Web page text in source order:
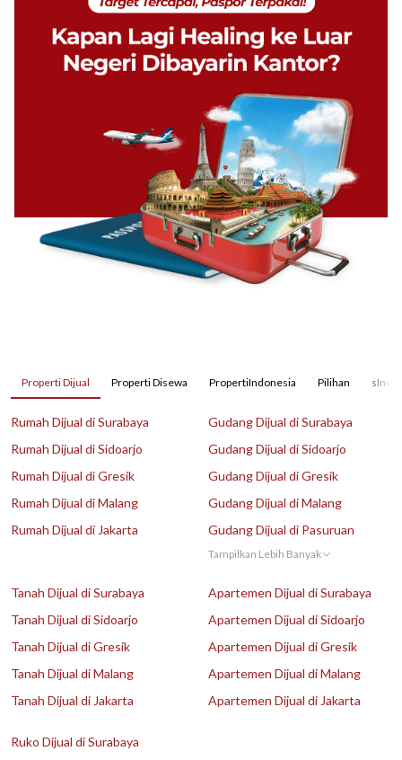
Properti Dijual Properti Disewa PropertiIndonesia Pilihan
Rumah Dijual di Surabaya
Rumah Dijual di Sidoarjo
Rumah Dijual di Gresik
Rumah Dijual di Malang
Rumah Dijual di Jakarta
Gudang Dijual di Surabaya
Gudang Dijual di Sidoarjo
Gudang Dijual di Gresik
Gudang Dijual di Malang
Gudang Dijual di Pasuruan
Tampilkan Lebih Banyak
Tanah Dijual di Surabaya
Tanah Dijual di Sidoarjo
Tanah Dijual di Gresik
Tanah Dijual di Malang
Tanah Dijual di Jakarta
Apartemen Dijual di Surabaya
Apartemen Dijual di Sidoarjo
Apartemen Dijual di Gresik
Apartemen Dijual di Malang
Apartemen Dijual di Jakarta
Ruko Dijual di Surabaya